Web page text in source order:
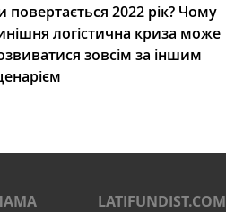
повертається 2022 рік? Чому
логістична криза може
зовсім за іншим
LATIFUNDIST.COM